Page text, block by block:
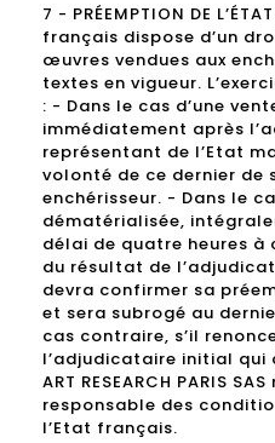
7 - PRÉEMPTION DE
français dispose d’un
œuvres vendues aux
textes en vigueur.
: - Dans le cas d’une
immédiatement après
représentant de l’Etat
volonté de ce dernier de
enchérisseur. - Dans le
dématérialisée,
délai de quatre heures
du résultat de
devra confirmer sa
et sera subrogé au
cas contraire, s’il
l’adjudicataire initial qui
ART RESEARCH PARIS
responsable des
l’Etat français.